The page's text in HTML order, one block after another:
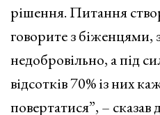
рішення. Питання
говорите з біженцями,
недобровільно, а під
відсотків 70% із них
повертатися”, – сказав